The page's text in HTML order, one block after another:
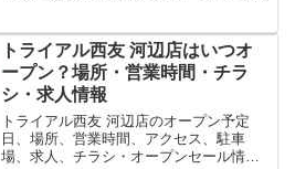
トライアル西友 河辺店はいつオ
ープン？場所・営業時間・チラ
シ・求人情報
トライアル西友 河辺店のオープン予定
日、場所、営業時間、アクセス、駐車
場、求人、チラシ・オープンセール情報